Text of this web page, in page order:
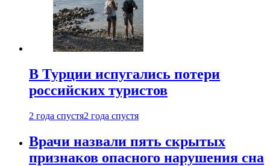
В Турции испугались потери
российских туристов
2 года спустя2 года спустя
Врачи назвали пять скрытых
признаков опасного нарушения сна